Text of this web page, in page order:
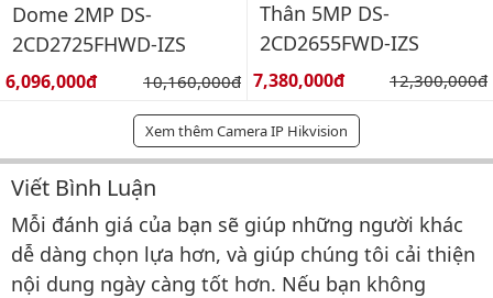
Dome 2MP DS-
2CD2725FHWD-IZS
Giá bán:
6,096,000đ Giá gốc:
10,160,000đ
Thân 5MP DS-
2CD2655FWD-IZS
Giá bán:
7,380,000đ Giá gốc:
12,300,000đ
Xem thêm Camera IP Hikvision
Bình luận & Đánh giá
Viết Bình Luận
Mỗi đánh giá của bạn sẽ giúp những người khác
dễ dàng chọn lựa hơn, và giúp chúng tôi cải thiện
nội dung ngày càng tốt hơn. Nếu bạn không